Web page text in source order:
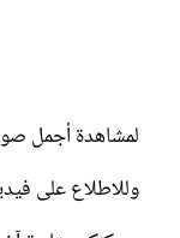
لمشاهدة أجمل
وللاطلاع على